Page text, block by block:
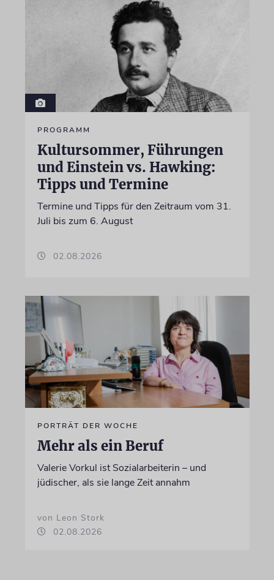
PROGRAMM
Kultursommer, Führungen
und Einstein vs. Hawking:
Tipps und Termine
Termine und Tipps für den Zeitraum vom 31.
Juli bis zum 6. August
02.08.2026
PORTRÄT DER WOCHE
Mehr als ein Beruf
Valerie Vorkul ist Sozialarbeiterin – und
jüdischer, als sie lange Zeit annahm
von Leon Stork
02.08.2026